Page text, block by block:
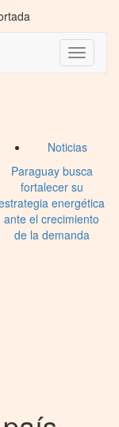
Noticias
Paraguay busca
fortalecer su
energética
ante el crecimiento
de la demanda